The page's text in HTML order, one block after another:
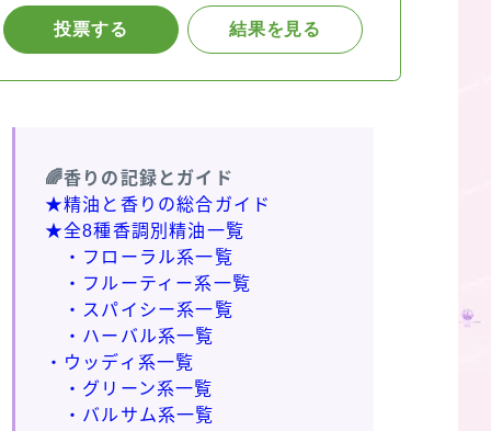
🌈香りの記録とガイド
★精油と香りの総合ガイド
★全8種香調別精油一覧
・フローラル系一覧
・フルーティー系一覧
・スパイシー系一覧
・ハーバル系一覧
・ウッディ系一覧
・グリーン系一覧
・バルサム系一覧